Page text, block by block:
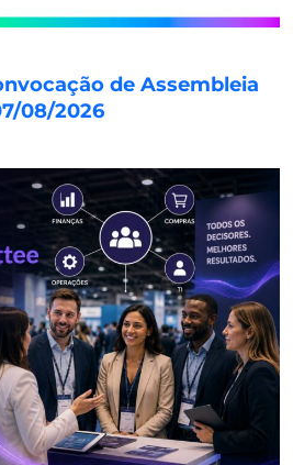
de Assembleia
08/2026